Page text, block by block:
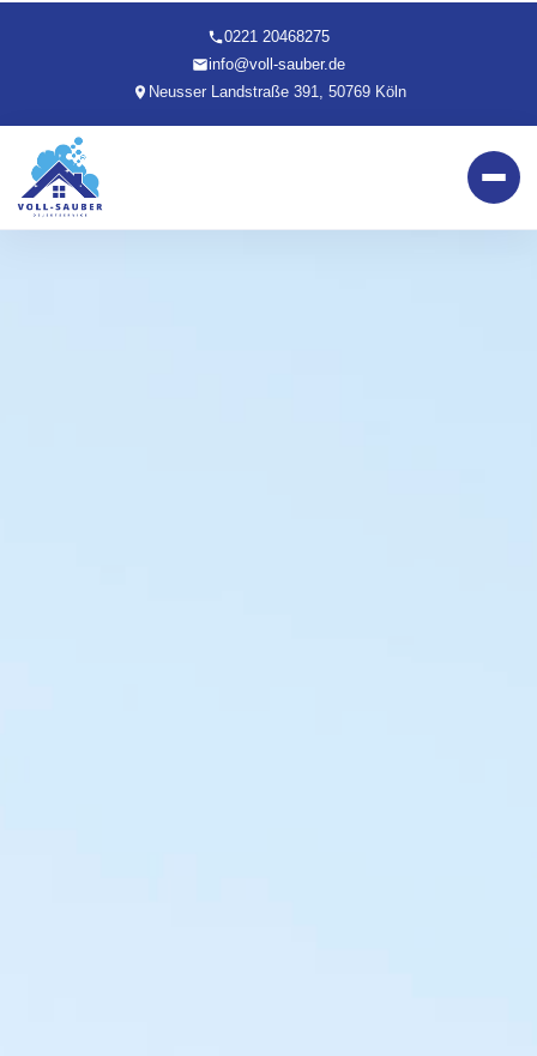
0221 20468275
info@voll-sauber.de
Neusser Landstraße 391, 50769 Köln